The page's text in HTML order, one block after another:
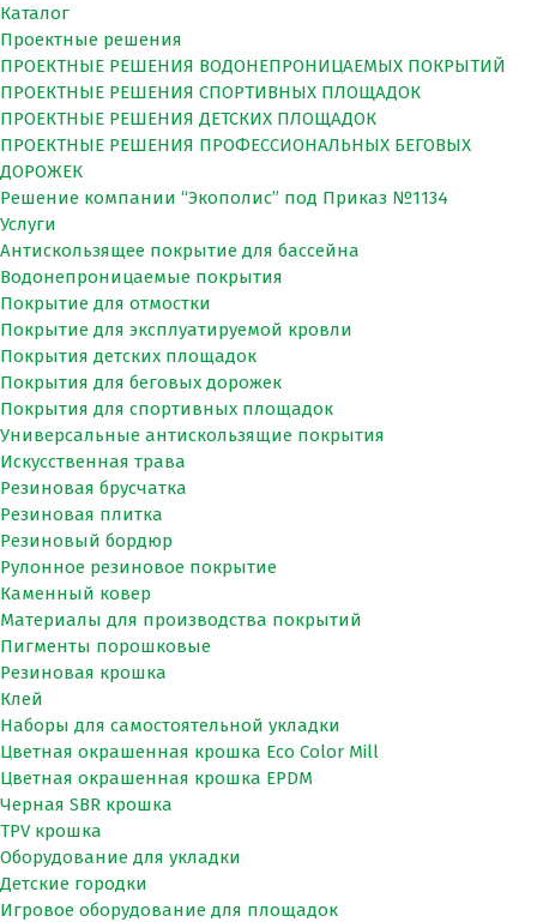
Каталог
Проектные решения
ПРОЕКТНЫЕ РЕШЕНИЯ ВОДОНЕПРОНИЦАЕМЫХ ПОКРЫТИЙ
ПРОЕКТНЫЕ РЕШЕНИЯ СПОРТИВНЫХ ПЛОЩАДОК
ПРОЕКТНЫЕ РЕШЕНИЯ ДЕТСКИХ ПЛОЩАДОК
ПРОЕКТНЫЕ РЕШЕНИЯ ПРОФЕССИОНАЛЬНЫХ БЕГОВЫХ
ДОРОЖЕК
Решение компании “Экополис” под Приказ №1134
Услуги
Антискользящее покрытие для бассейна
Водонепроницаемые покрытия
Покрытие для отмостки
Покрытие для эксплуатируемой кровли
Покрытия детских площадок
Покрытия для беговых дорожек
Покрытия для спортивных площадок
Универсальные антискользящие покрытия
Искусственная трава
Резиновая брусчатка
Резиновая плитка
Резиновый бордюр
Рулонное резиновое покрытие
Каменный ковер
Материалы для производства покрытий
Пигменты порошковые
Резиновая крошка
Клей
Наборы для самостоятельной укладки
Цветная окрашенная крошка Eco Color Mill
Цветная окрашенная крошка EPDM
Черная SBR крошка
TPV крошка
Оборудование для укладки
Детские городки
Игровое оборудование для площадок